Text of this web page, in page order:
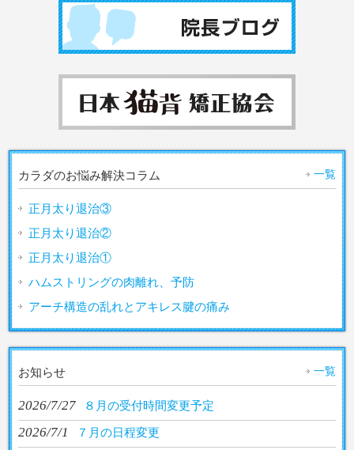
カラダのお悩み解決コラム 一覧
正月太り退治③
正月太り退治②
正月太り退治①
ハムストリングの肉離れ、予防
アーチ構造の乱れとアキレス腱の痛み
お知らせ 一覧
2026/7/27 ８月の受付時間変更予定
2026/7/1 ７月の日程変更